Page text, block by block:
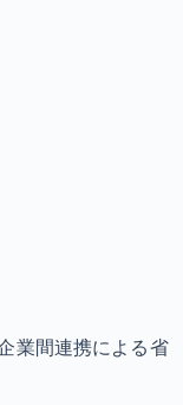
業間連携による省